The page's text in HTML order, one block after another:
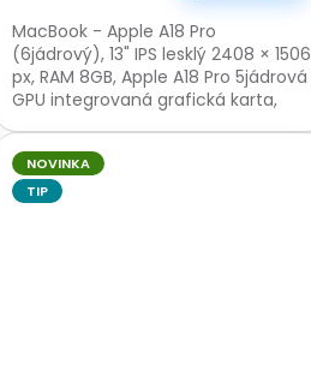
MacBook - Apple A18 Pro
(6jádrový), 13" IPS lesklý 2408 × 1506
px, RAM 8GB, Apple A18 Pro 5jádrová
GPU integrovaná grafická karta,
NOVINKA
TIP